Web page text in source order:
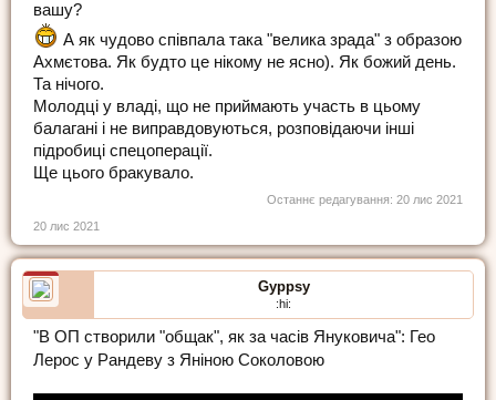
вашу?
А як чудово співпала така "велика зрада" з образою
Ахмєтова. Як будто це нікому не ясно). Як божий день.
Та нічого.
Молодці у владі, що не приймають участь в цьому
балагані і не виправдовуються, розповідаючи інші
підробиці спецоперації.
Ще цього бракувало.
Останнє редагування: 20 лис 2021
20 лис 2021
Gyppsy
:hi:
"В ОП створили "общак", як за часів Януковича": Гео
Лерос у Рандеву з Яніною Соколовою